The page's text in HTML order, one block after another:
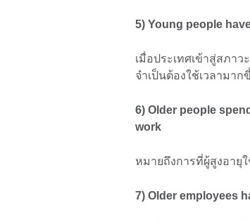
5) Young people
เมื่อประเทศเข้าสู่สภา
จำเป็นต้องใช้เวลามา
6) Older people
work
หมายถึงการที่ผู้สูงอายุ
7) Older employees